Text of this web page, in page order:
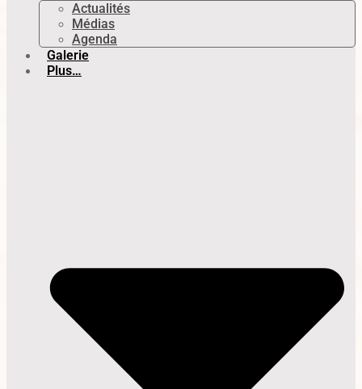
Actualités
Médias
Agenda
Galerie
Plus…